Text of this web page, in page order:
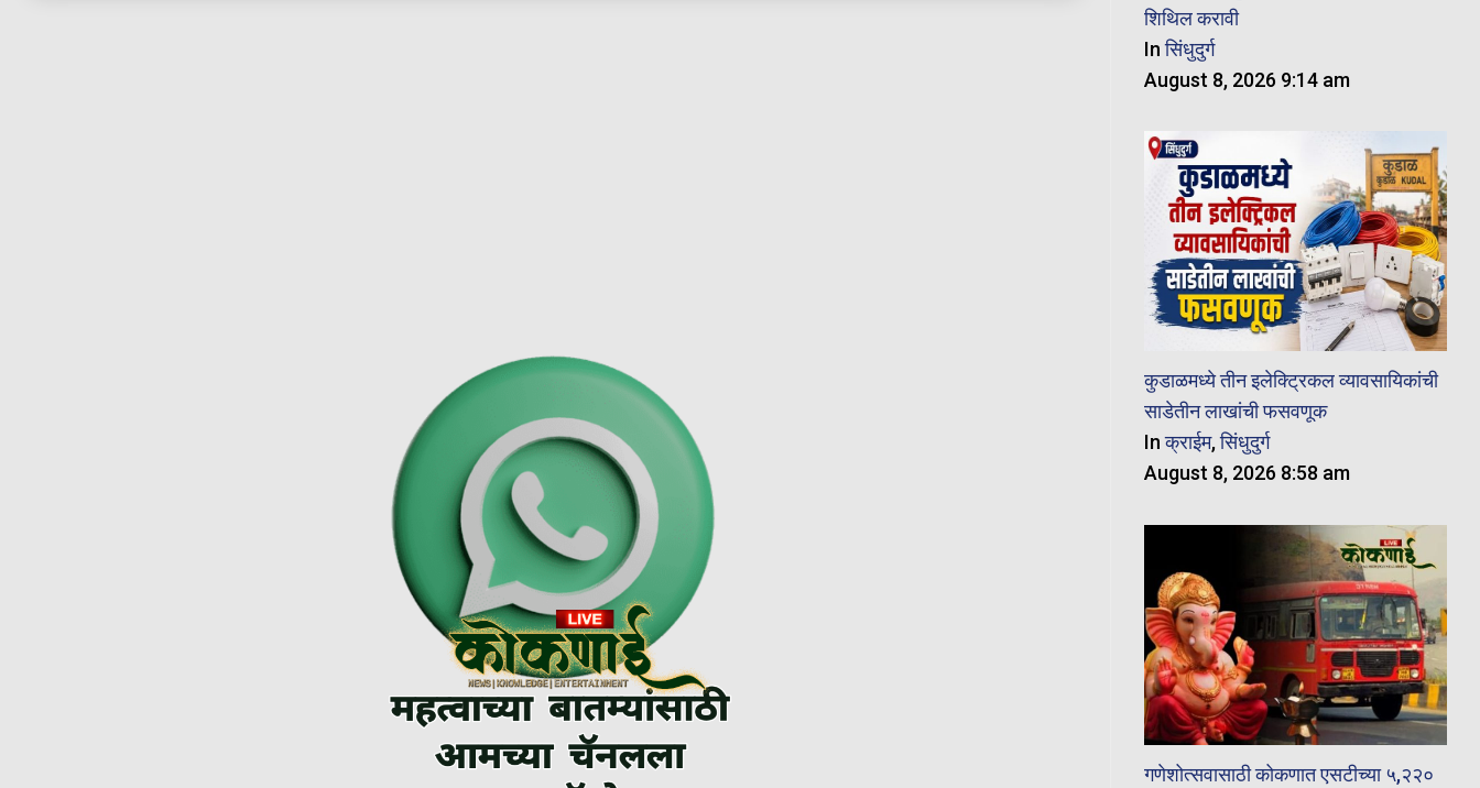
शिथिल करावी
Inसिंधुदुर्ग
August 8, 2026 9:14 am
कुडाळमध्ये तीन इलेक्ट्रिकल व्यावसायिकांची
साडेतीन लाखांची फसवणूक
Inक्राईम,सिंधुदुर्ग
August 8, 2026 8:58 am
गणेशोत्सवासाठी कोकणात एसटीच्या ५,२२०